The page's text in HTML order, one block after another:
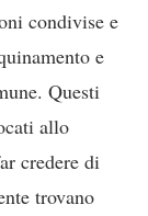
condivise e
e
Questi
allo
credere di
trovano